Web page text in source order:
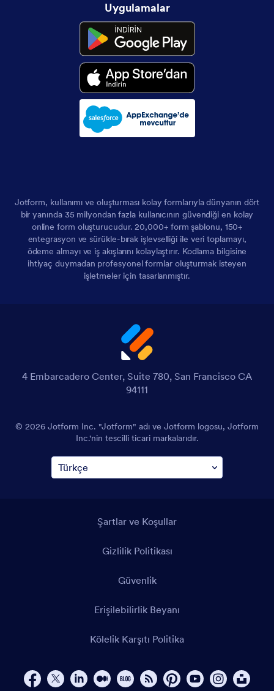
Uygulamalar
Jotform, kullanımı ve oluşturması kolay formlarıyla dünyanın dört
bir yanında 35 milyondan fazla kullanıcının güvendiği en kolay
online form oluşturucudur. 20,000+ form şablonu, 150+
entegrasyon ve sürükle-bırak işlevselliği ile veri toplamayı,
ödeme almayı ve iş akışlarını kolaylaştırır. Kodlama bilgisine
ihtiyaç duymadan profesyonel formlar oluşturmak isteyen
işletmeler için tasarlanmıştır.
4 Embarcadero Center, Suite 780, San Francisco CA
94111
© 2026 Jotform Inc. "Jotform" adı ve Jotform logosu, Jotform
Inc.'nin tescilli ticari markalarıdır.
Şartlar ve Koşullar
Gizlilik Politikası
Güvenlik
Erişilebilirlik Beyanı
Kölelik Karşıtı Politika